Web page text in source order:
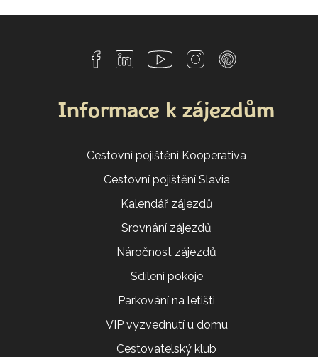
Informace k zájezdům
Cestovní pojištění Kooperativa
Cestovní pojištění Slavia
Kalendář zájezdů
Srovnání zájezdů
Náročnost zájezdů
Sdílení pokoje
Parkování na letišti
VIP vyzvednutí u domu
Cestovatelský klub